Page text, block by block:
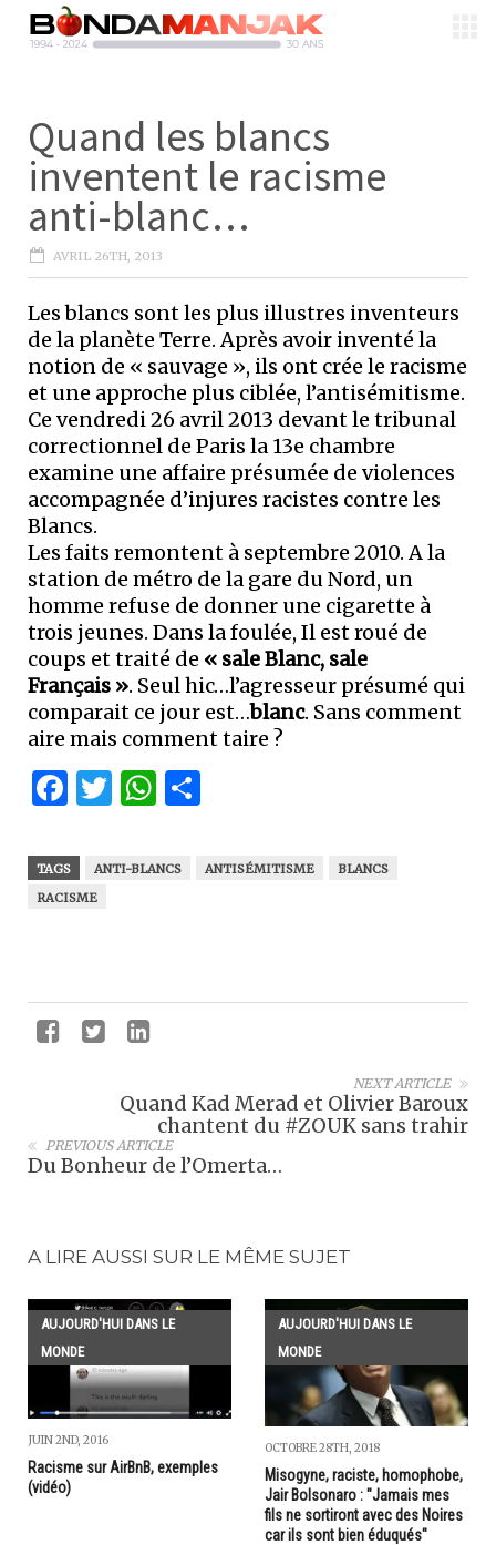
Quand les blancs
inventent le racisme
anti-blanc…
AVRIL 26TH, 2013
Les blancs sont les plus illustres inventeurs
de la planète Terre. Après avoir inventé la
notion de « sauvage », ils ont crée le racisme
et une approche plus ciblée, l’antisémitisme.
Ce vendredi 26 avril 2013 devant le tribunal
correctionnel de Paris la 13e chambre
examine une affaire présumée de violences
accompagnée d’injures racistes contre les
Blancs.
Les faits remontent à septembre 2010. A la
station de métro de la gare du Nord, un
homme refuse de donner une cigarette à
trois jeunes. Dans la foulée, Il est roué de
coups et traité de « sale Blanc, sale
Français ». Seul hic…l’agresseur présumé qui
comparait ce jour est…blanc. Sans comment
aire mais comment taire ?
Facebook
Twitter
WhatsApp
TAGS ANTI-BLANCS ANTISÉMITISME
BLANCS
RACISME
NEXT ARTICLE
Quand Kad Merad et Olivier Baroux
chantent du #ZOUK sans trahir
PREVIOUS ARTICLE
Du Bonheur de l’Omerta…
A LIRE AUSSI SUR LE MÊME SUJET
AUJOURD'HUI DANS LE
MONDE
JUIN 2ND, 2016
Racisme sur AirBnB, exemples
(vidéo)
AUJOURD'HUI DANS LE
MONDE
OCTOBRE 28TH, 2018
Misogyne, raciste, homophobe,
Jair Bolsonaro : "Jamais mes
fils ne sortiront avec des Noires
car ils sont bien éduqués"